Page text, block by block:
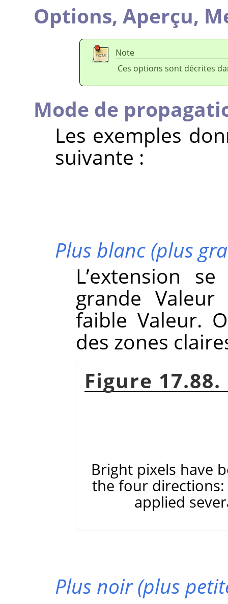
Options, Aperçu,
Note
Ces options sont décrites
Mode de
Les exemples
suivante :
Plus blanc (plus
L’extension
grande
faible Valeur.
des zones
Figure
Bright pixels have
the four
applied
Plus noir (plus